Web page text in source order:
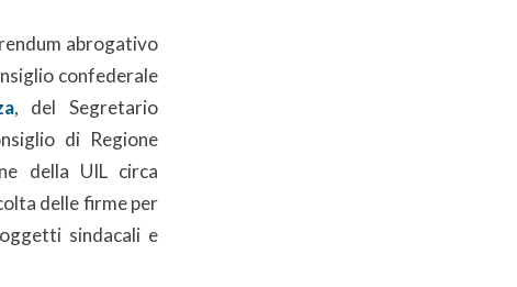
abrogativo
confederale
, del Segretario
di Regione
della UIL circa
delle firme per
sindacali e